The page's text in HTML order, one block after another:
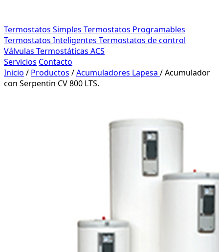
Termostatos Simples Termostatos Programables
Termostatos Inteligentes Termostatos de control
Válvulas Termostáticas ACS
Servicios Contacto
Inicio / Productos /Acumuladores Lapesa /Acumulador
con Serpentin CV 800 LTS.